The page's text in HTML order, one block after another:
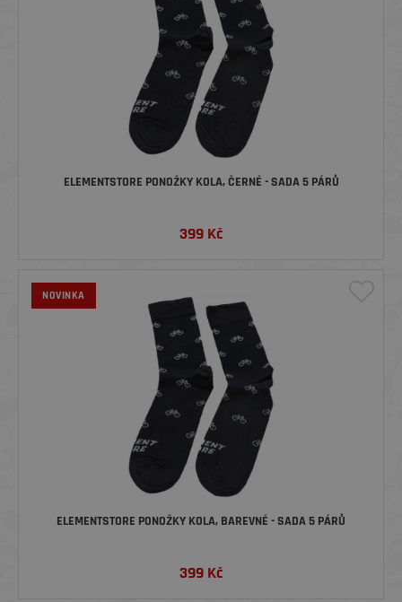
ELEMENTSTORE PONOŽKY KOLA, ČERNÉ - SADA 5 PÁRŮ
399 Kč
NOVINKA
ELEMENTSTORE PONOŽKY KOLA, BAREVNÉ - SADA 5 PÁRŮ
399 Kč